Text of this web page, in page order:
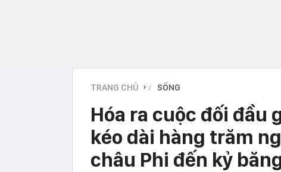
TRANG CHỦ › SỐNG
Hóa ra cuộc đối đầu
kéo dài hàng trăm
châu Phi đến kỷ